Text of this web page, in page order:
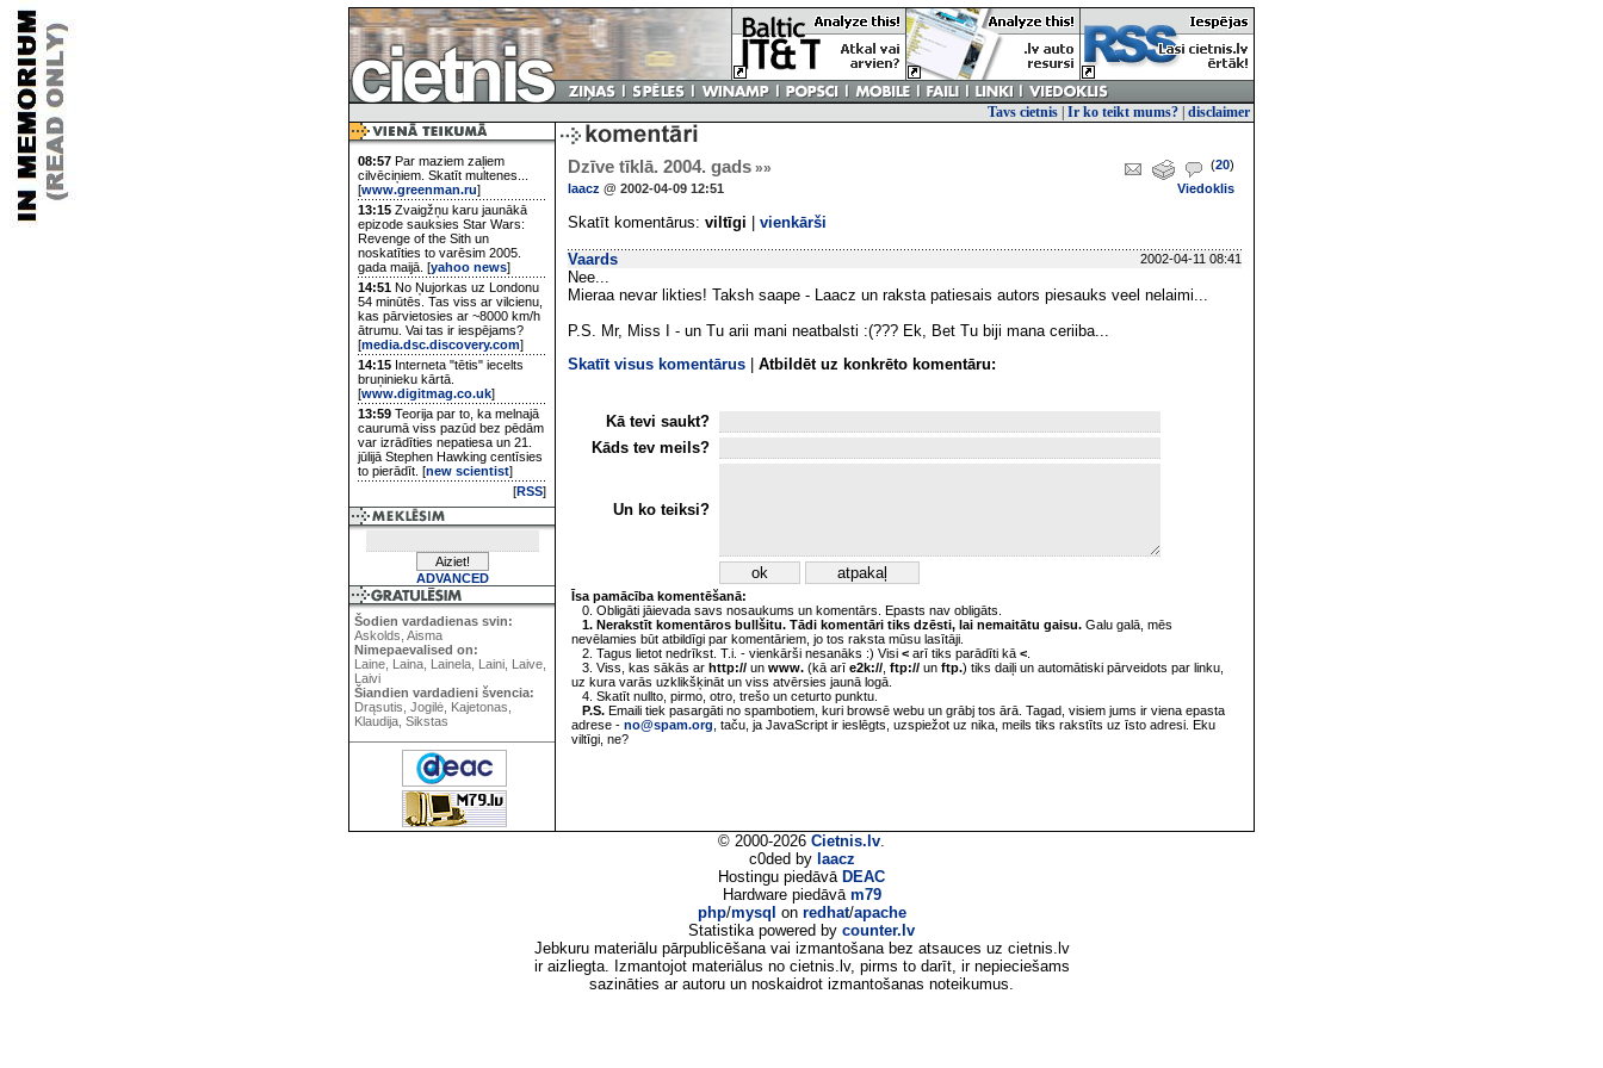
Tavs cietnis Ir ko teikt mums? disclaimer
08:57 Par maziem zaļiem
cilvēciņiem. Skatīt multenes...
[www.greenman.ru]
13:15 Zvaigžņu karu jaunākā
epizode sauksies Star Wars:
Revenge of the Sith un
noskatīties to varēsim 2005.
gada maijā. [yahoo news]
14:51 No Ņujorkas uz Londonu
54 minūtēs. Tas viss ar vilcienu,
kas pārvietosies ar ~8000 km/h
ātrumu. Vai tas ir iespējams?
[media.dsc.discovery.com]
14:15 Interneta "tētis" iecelts
bruņinieku kārtā.
[www.digitmag.co.uk]
13:59 Teorija par to, ka melnajā
caurumā viss pazūd bez pēdām
var izrādīties nepatiesa un 21.
jūlijā Stephen Hawking centīsies
to pierādīt. [new scientist]
[RSS]
ADVANCED
Šodien vardadienas svin:
Askolds, Aisma
Nimepaevalised on:
Laine, Laina, Lainela, Laini, Laive,
Laivi
Šiandien vardadieni švencia:
Drąsutis, Jogilė, Kajetonas,
Klaudija, Sikstas
Dzīve tīklā. 2004. gads »» (20)
laacz @ 2002-04-09 12:51 Viedoklis
Skatīt komentārus: viltīgi vienkārši
Vaards 2002-04-11 08:41
Nee...
Mieraa nevar likties! Taksh saape - Laacz un raksta patiesais autors piesauks veel nelaimi...
P.S. Mr, Miss I - un Tu arii mani neatbalsti :(??? Ek, Bet Tu biji mana ceriiba...
Skatīt visus komentārus
Atbildēt uz konkrēto komentāru:
Kā tevi saukt?
Kāds tev meils?
Un ko teiksi?
Īsa pamācība komentēšanā:
0. Obligāti jāievada savs nosaukums un komentārs. Epasts nav obligāts.
1. Nerakstīt komentāros bullšitu. Tādi komentāri tiks dzēsti, lai nemaitātu gaisu. Galu galā, mēs
nevēlamies būt atbildīgi par komentāriem, jo tos raksta mūsu lasītāji.
2. Tagus lietot nedrīkst. T.i. - vienkārši nesanāks :) Visi < arī tiks parādīti kā <
3. Viss, kas sākās ar http:// un www. (kā arī e2k:// ftp:// un ftp.) tiks daiļi un automātiski pārveidots par linku,
uz kura varās uzklikšķināt un viss atvērsies jaunā logā.
4. Skatīt nullto, pirmo, otro, trešo un ceturto punktu.
P.S. Emaili tiek pasargāti no spambotiem, kuri browsē webu un grābj tos ārā. Tagad, visiem jums ir viena epasta
adrese - no@spam.org , taču, ja JavaScript ir ieslēgts, uzspiežot uz nika, meils tiks rakstīts uz īsto adresi. Eku
viltīgi, ne?
© 2000-2026 Cietnis.lv.
c0ded by laacz
Hostingu piedāvā DEAC
Hardware piedāvā m79
php/mysql on redhat/apache
Statistika powered by counter.lv
Jebkuru materiālu pārpublicēšana vai izmantošana bez atsauces uz cietnis.lv
ir aizliegta. Izmantojot materiālus no cietnis.lv, pirms to darīt, ir nepieciešams
sazināties ar autoru un noskaidrot izmantošanas noteikumus.